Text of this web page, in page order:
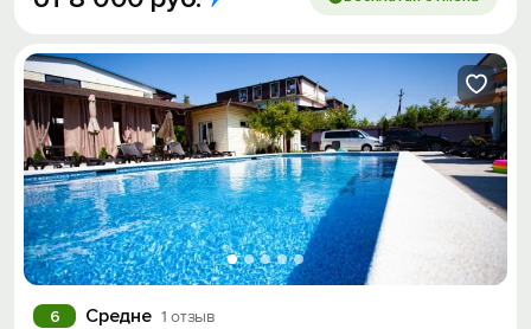
Средне 1 отзыв
6